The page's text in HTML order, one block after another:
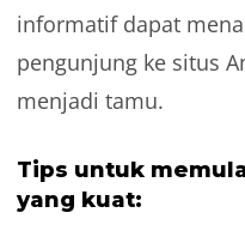
informatif dapat
pengunjung ke situs
menjadi tamu.
Tips untuk
yang kuat: